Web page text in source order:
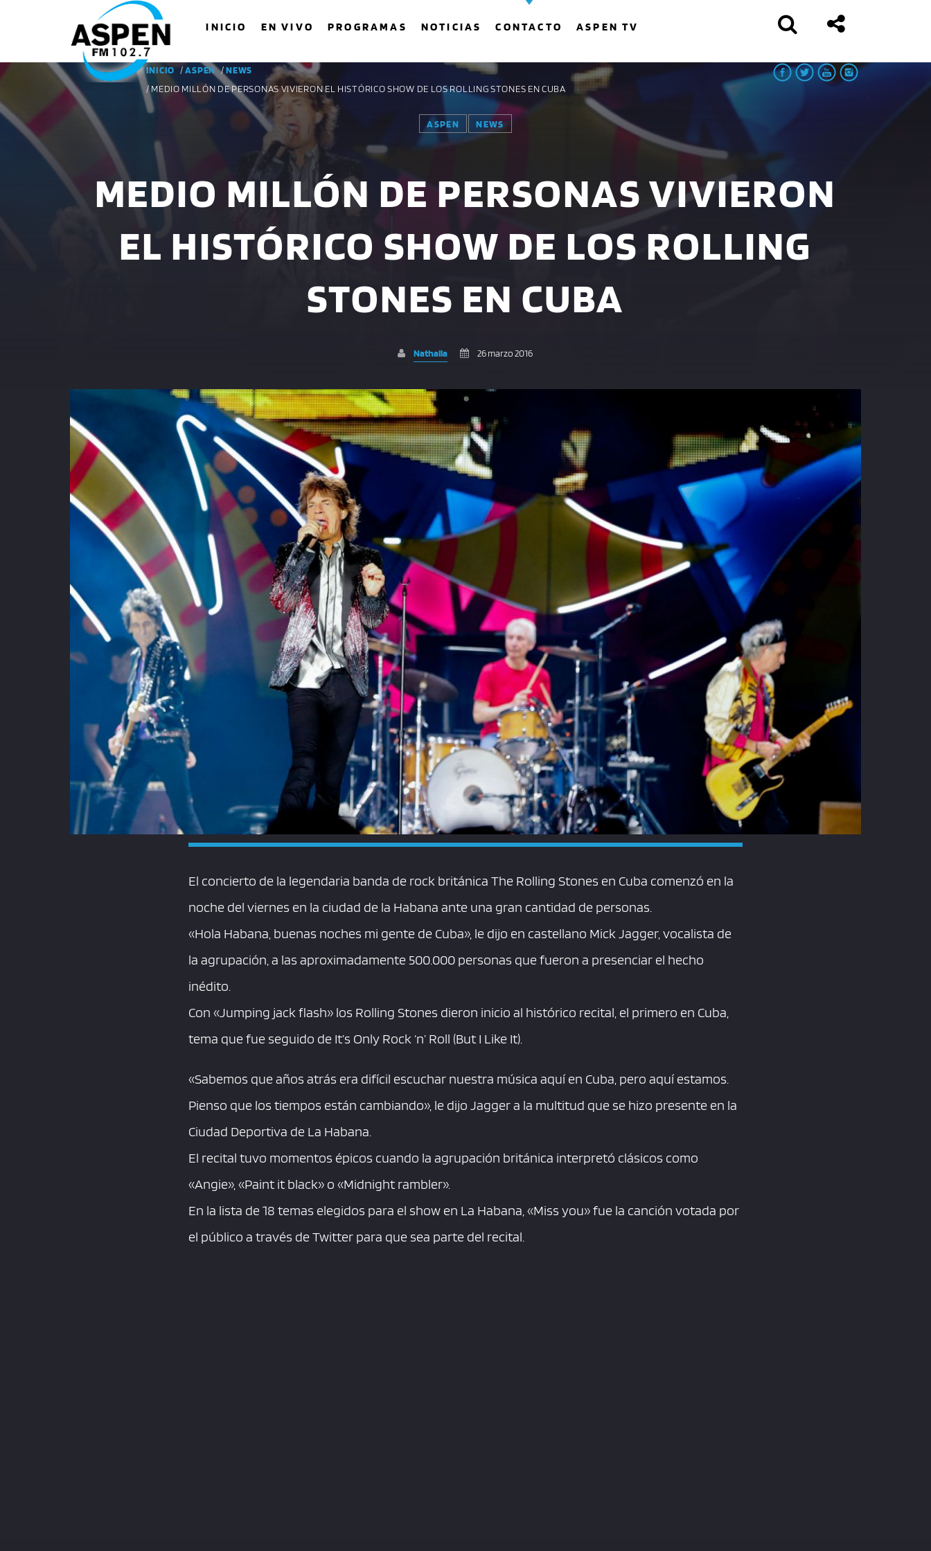
INICIO EN VIVO PROGRAMAS NOTICIAS CONTACTO ASPEN TV
BUSCAR EN EL SITIO:
COMPARTE ESTA PÁGINA EN:
INICIO /ASPEN /NEWS
/ MEDIO MILLÓN DE PERSONAS VIVIERON EL HISTÓRICO SHOW DE LOS ROLLING STONES EN CUBA
ASPEN NEWS
MEDIO MILLÓN DE PERSONAS VIVIERON
EL HISTÓRICO SHOW DE LOS ROLLING
STONES EN CUBA
Nathalia 26 marzo 2016
El concierto de la legendaria banda de rock británica The Rolling Stones en Cuba comenzó en la
noche del viernes en la ciudad de la Habana ante una gran cantidad de personas.
«Hola Habana, buenas noches mi gente de Cuba», le dijo en castellano Mick Jagger, vocalista de
la agrupación, a las aproximadamente 500.000 personas que fueron a presenciar el hecho
inédito.
Con «Jumping jack flash» los Rolling Stones dieron inicio al histórico recital, el primero en Cuba,
tema que fue seguido de It’s Only Rock ‘n’ Roll (But I Like It).
«Sabemos que años atrás era difícil escuchar nuestra música aquí en Cuba, pero aquí estamos.
Pienso que los tiempos están cambiando», le dijo Jagger a la multitud que se hizo presente en la
Ciudad Deportiva de La Habana.
El recital tuvo momentos épicos cuando la agrupación británica interpretó clásicos como
«Angie», «Paint it black» o «Midnight rambler».
En la lista de 18 temas elegidos para el show en La Habana, «Miss you» fue la canción votada por
el público a través de Twitter para que sea parte del recital.